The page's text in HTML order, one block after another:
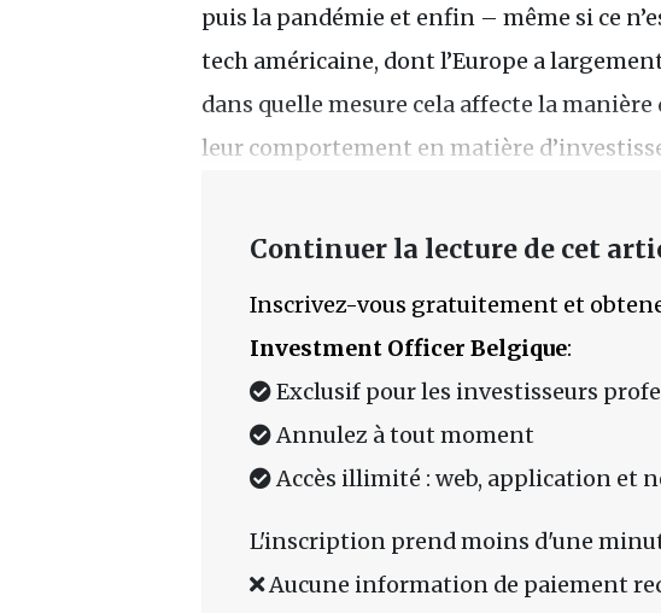
puis la pandémie et enfin – même si ce
tech américaine, dont l’Europe a
dans quelle mesure cela affecte la
leur comportement en matière
Continuer la lecture de cet
Inscrivez-vous gratuitement et
Investment Officer Belgique:
Exclusif pour les investisseurs
Annulez à tout moment
Accès illimité : web, application et
L'inscription prend moins d'une
Aucune information de paiement